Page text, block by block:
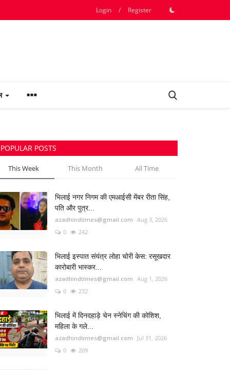
Login / Register
POPULAR POSTS
This Week This Month All Time
भिलाई नगर निगम की एमआईसी मेंबर रीता सिंह,
पति और पुत्र...
azadhindtimes@gmail.com Aug 3, 2026
0
242
भिलाई इस्पात संयंत्र लोहा चोरी केस: रसूखदार
कारोबारी भास्कर...
azadhindtimes@gmail.com Aug 1, 2026
0
232
भिलाई में दिनदहाड़े चेन स्नेचिंग की कोशिश,
महिला के गले...
azadhindtimes@gmail.com
Jul 31, 2026
0
209